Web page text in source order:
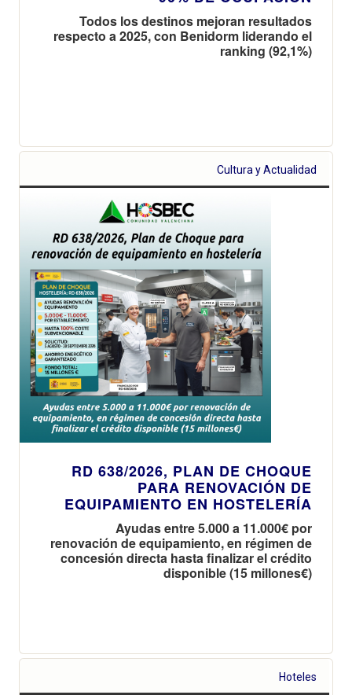
Todos los destinos mejoran resultados
respecto a 2025, con Benidorm liderando el
ranking (92,1%)
Cultura y Actualidad
RD 638/2026, PLAN DE CHOQUE
PARA RENOVACIÓN DE
EQUIPAMIENTO EN HOSTELERÍA
Ayudas entre 5.000 a 11.000€ por
renovación de equipamiento, en régimen de
concesión directa hasta finalizar el crédito
disponible (15 millones€)
Hoteles